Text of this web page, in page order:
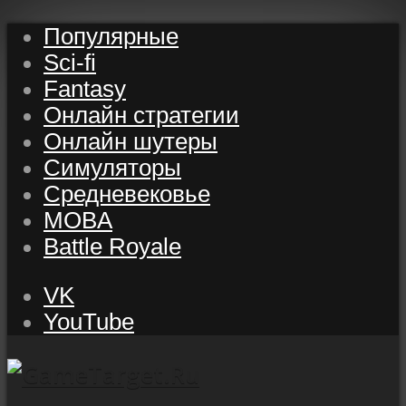
Популярные
Sci-fi
Fantasy
Онлайн стратегии
Онлайн шутеры
Симуляторы
Средневековье
MOBA
Battle Royale
VK
YouTube